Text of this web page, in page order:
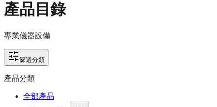
產品目錄
專業儀器設備
篩選分類
產品分類
全部產品